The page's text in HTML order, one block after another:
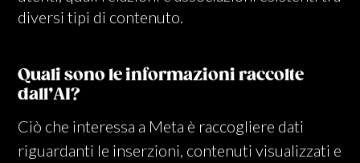
diversi tipi di contenuto.
Quali sono le informazioni raccolte
dall’AI?
Ciò che interessa a Meta è raccogliere dati
riguardanti le inserzioni, contenuti visualizzati e